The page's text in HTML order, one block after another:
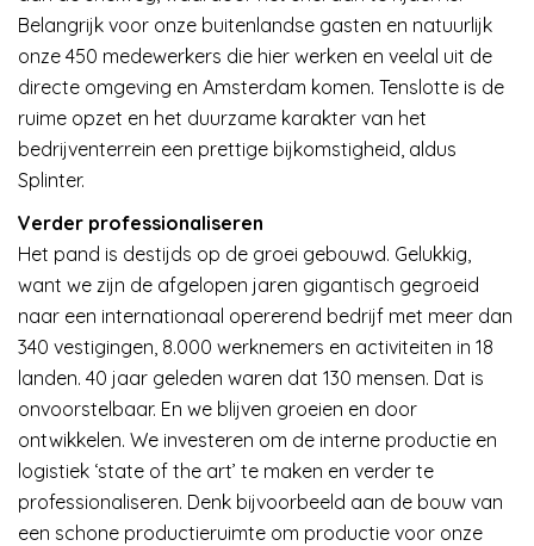
Belangrijk voor onze buitenlandse gasten en natuurlijk
onze 450 medewerkers die hier werken en veelal uit de
directe omgeving en Amsterdam komen. Tenslotte is de
ruime opzet en het duurzame karakter van het
bedrijventerrein een prettige bijkomstigheid, aldus
Splinter.
Verder professionaliseren
Het pand is destijds op de groei gebouwd. Gelukkig,
want we zijn de afgelopen jaren gigantisch gegroeid
naar een internationaal opererend bedrijf met meer dan
340 vestigingen, 8.000 werknemers en activiteiten in 18
landen. 40 jaar geleden waren dat 130 mensen. Dat is
onvoorstelbaar. En we blijven groeien en door
ontwikkelen. We investeren om de interne productie en
logistiek ‘state of the art’ te maken en verder te
professionaliseren. Denk bijvoorbeeld aan de bouw van
een schone productieruimte om productie voor onze